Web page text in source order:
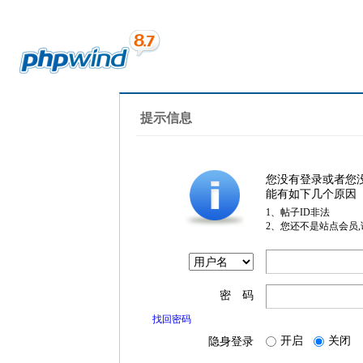
提示信息
您没有登录或者您
能有如下几个原因
1、帖子ID非法
2、您还不是站点会员
密 码
找回密码
隐身登录 开启 关闭